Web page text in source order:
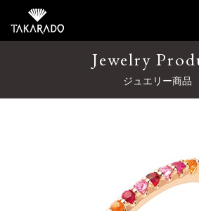
Jewelry
ジュエリー商品